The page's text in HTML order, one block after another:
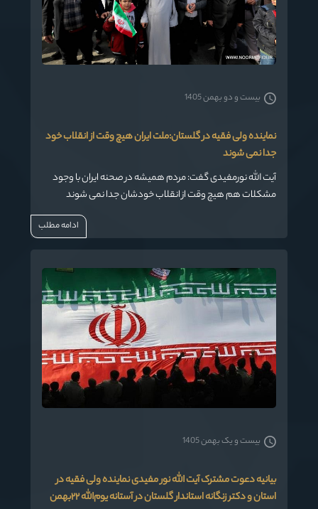
نماینده ولی فقیه در گلستان:ملت ایران هیچ وقت از انقلاب خود
جدا نمی شوند
آیت الله نورمفیدی گفت: مردم همیشه در صحنه ایران با وجود
مشکلات هم هیچ وقت از انقلاب خودشان جدا نمی شوند
بیست و دو بهمن 1405
ادامه مطلب
بیانیه دعوت مشترک آیت الله نور مفیدی نماینده ولی فقیه در
استان و دکتر زنگانه استاندار گلستان در آستانه یوم‌الله ۲۲بهمن
بیست و یک بهمن 1405